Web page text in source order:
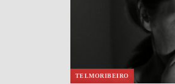
TELMORIBEIRO